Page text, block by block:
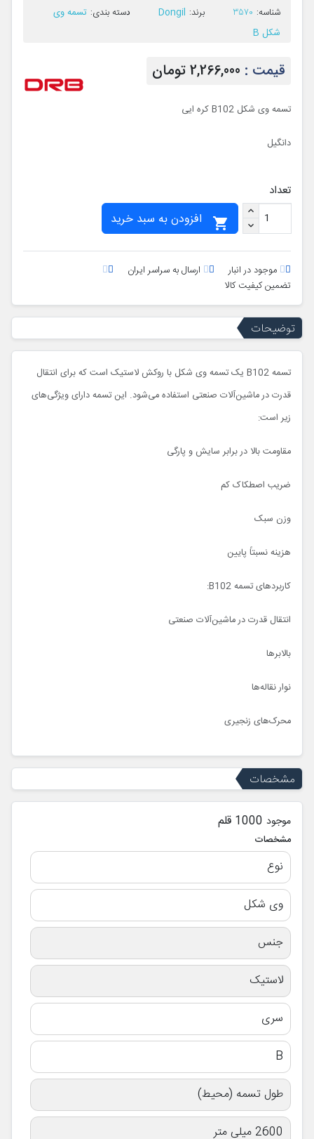
ﺷﻨﺎﺳﻪ: 3570 ﺑﺮﻧﺪ: Dongil ﺩﺳﺘﻪ ﺑﻨﺪی: تسمه وی
شکل B
قیمت : 2,266,000 تومان
تسمه وی شکل B102 کره ایی
دانگیل
تعداد

موجود در انبار
ارسال به سراسر ایران
تضمین کیفیت کالا
توضیحات
تسمه B102 یک تسمه وی شکل با روکش لاستیک است که برای انتقال
قدرت در ماشین‌آلات صنعتی استفاده می‌شود. این تسمه دارای ویژگی‌های
زیر است:
مقاومت بالا در برابر سایش و پارگی
ضریب اصطکاک کم
وزن سبک
هزینه نسبتاً پایین
کاربردهای تسمه B102:
انتقال قدرت در ماشین‌آلات صنعتی
بالابرها
نوار نقاله‌ها
محرک‌های زنجیری
مشخصات
موجود 1000 قلم
مشخصات
نوع
وی شکل
جنس
لاستیک
سری
B
طول تسمه (محیط)
2600 میلی متر